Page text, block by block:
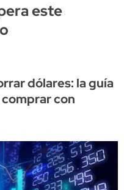
este
dólares: la guía
con